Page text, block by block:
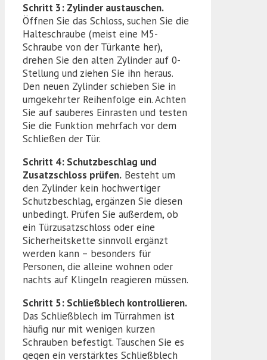
Schritt 3: Zylinder austauschen.
Öffnen Sie das Schloss, suchen Sie die
Halteschraube (meist eine M5-
Schraube von der Türkante her),
drehen Sie den alten Zylinder auf 0-
Stellung und ziehen Sie ihn heraus.
Den neuen Zylinder schieben Sie in
umgekehrter Reihenfolge ein. Achten
Sie auf sauberes Einrasten und testen
Sie die Funktion mehrfach vor dem
Schließen der Tür.
Schritt 4: Schutzbeschlag und
Zusatzschloss prüfen. Besteht um
den Zylinder kein hochwertiger
Schutzbeschlag, ergänzen Sie diesen
unbedingt. Prüfen Sie außerdem, ob
ein Türzusatzschloss oder eine
Sicherheitskette sinnvoll ergänzt
werden kann – besonders für
Personen, die alleine wohnen oder
nachts auf Klingeln reagieren müssen.
Schritt 5: Schließblech kontrollieren.
Das Schließblech im Türrahmen ist
häufig nur mit wenigen kurzen
Schrauben befestigt. Tauschen Sie es
gegen ein verstärktes Schließblech